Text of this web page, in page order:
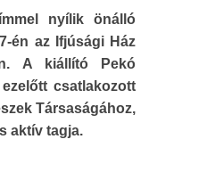
nyílik önálló
én az Ifjúsági Ház
A kiállító Pekó
csatlakozott
Társaságához,
aktív tagja.